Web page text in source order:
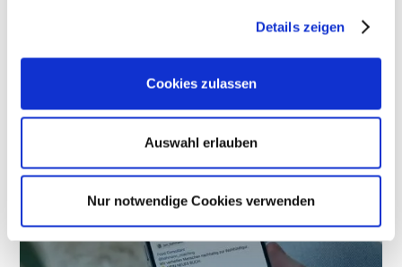
Details zeigen
Cookies zulassen
Auswahl erlauben
Nur notwendige Cookies verwenden
Dann schau gerne mal auf unseren offiziellen
Social-Media Profilen vorbei.